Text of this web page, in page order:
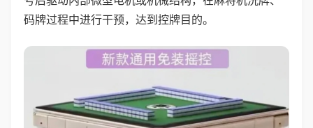
码牌过程中进行干预，达到控牌目的。